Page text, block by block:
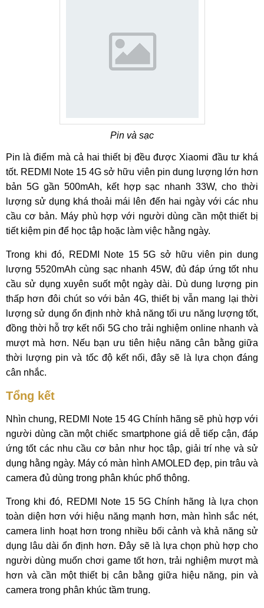
Pin và sạc
Pin là điểm mà cả hai thiết bị đều được Xiaomi đầu tư khá
tốt. REDMI Note 15 4G sở hữu viên pin dung lượng lớn hơn
bản 5G gần 500mAh, kết hợp sạc nhanh 33W, cho thời
lượng sử dụng khá thoải mái lên đến hai ngày với các nhu
cầu cơ bản. Máy phù hợp với người dùng cần một thiết bị
tiết kiệm pin để học tập hoặc làm việc hằng ngày.
Trong khi đó, REDMI Note 15 5G sở hữu viên pin dung
lượng 5520mAh cùng sạc nhanh 45W, đủ đáp ứng tốt nhu
cầu sử dụng xuyên suốt một ngày dài. Dù dung lượng pin
thấp hơn đôi chút so với bản 4G, thiết bị vẫn mang lại thời
lượng sử dụng ổn định nhờ khả năng tối ưu năng lượng tốt,
đồng thời hỗ trợ kết nối 5G cho trải nghiệm online nhanh và
mượt mà hơn. Nếu bạn ưu tiên hiệu năng cân bằng giữa
thời lượng pin và tốc độ kết nối, đây sẽ là lựa chọn đáng
cân nhắc.
Tổng kết
Nhìn chung, REDMI Note 15 4G Chính hãng sẽ phù hợp với
người dùng cần một chiếc smartphone giá dễ tiếp cận, đáp
ứng tốt các nhu cầu cơ bản như học tập, giải trí nhẹ và sử
dụng hằng ngày. Máy có màn hình AMOLED đẹp, pin trâu và
camera đủ dùng trong phân khúc phổ thông.
Trong khi đó, REDMI Note 15 5G Chính hãng là lựa chọn
toàn diện hơn với hiệu năng mạnh hơn, màn hình sắc nét,
camera linh hoạt hơn trong nhiều bối cảnh và khả năng sử
dụng lâu dài ổn định hơn. Đây sẽ là lựa chọn phù hợp cho
người dùng muốn chơi game tốt hơn, trải nghiệm mượt mà
hơn và cần một thiết bị cân bằng giữa hiệu năng, pin và
camera trong phân khúc tầm trung.